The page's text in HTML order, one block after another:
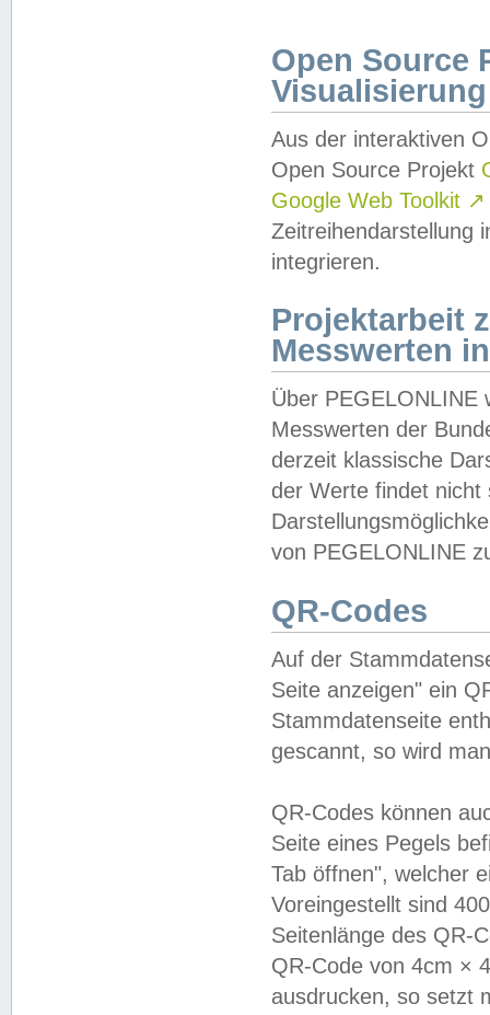
Open Source
Visualisierung
Aus der interaktiven
Open Source Projekt
Google Web Toolkit ↗
Zeitreihendarstellung
integrieren.
Projektarbeit
Messwerten
Über PEGELONLINE
Messwerten der
derzeit klassische
der Werte findet
von PEGELONLINE
QR-Codes
Auf der
Seite anzeigen" ein
Stammdatenseite
gescannt, so wird
QR-Codes können
Seite eines Pegels
Tab öffnen", welcher
Voreingestellt sind
Seitenlänge des QR-
QR-Code von 4cm ×
ausdrucken, so setzt